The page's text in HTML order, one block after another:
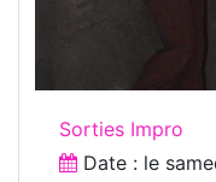
Sorties Impro
Date : le